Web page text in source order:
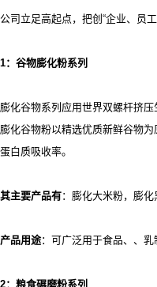
公司立足高起点，把创 “企业、员
1：谷物膨化粉系列
膨化谷物系列应用世界双螺杆挤
膨化谷物粉以精选优质新鲜谷物
蛋白质吸收率。
其主要产品有：膨化大米粉，膨
产品用途：可广泛用于食品、 、乳
2：粮食碾磨粉系列